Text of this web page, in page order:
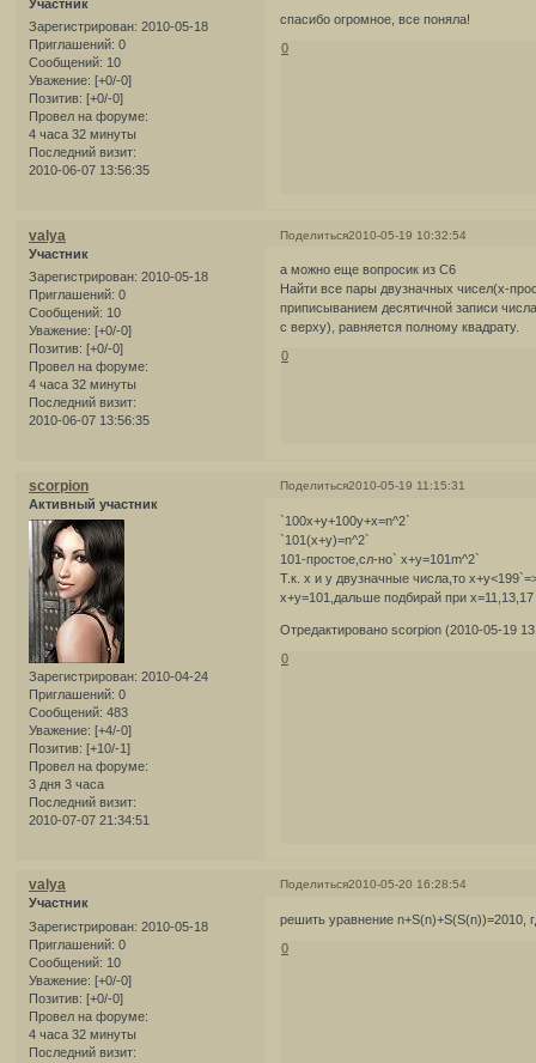
Участник
Зарегистрирован: 2010-05-18
Приглашений: 0
Сообщений: 10
Уважение: [+0/-0]
Позитив: [+0/-0]
Провел на форуме:
4 часа 32 минуты
Последний визит:
2010-06-07 13:56:35
спасибо огромное, все поняла!
0
Поделиться2010-05-19 10:32:54
valya
Участник
Зарегистрирован: 2010-05-18
Приглашений: 0
Сообщений: 10
Уважение: [+0/-0]
Позитив: [+0/-0]
Провел на форуме:
4 часа 32 минуты
Последний визит:
2010-06-07 13:56:35
а можно еще вопросик из С6
Найти все пары двузначных чисел(х-
приписыванием десятичной записи
с верху), равняется полному квадрату.
0
Поделиться2010-05-19 11:15:31
scorpion
Активный участник
Зарегистрирован: 2010-04-24
Приглашений: 0
Сообщений: 483
Уважение: [+4/-0]
Позитив: [+10/-1]
Провел на форуме:
3 дня 3 часа
Последний визит:
2010-07-07 21:34:51
`100x+y+100y+x=n^2`
`101(x+y)=n^2`
101-простое,сл-но` х+у=101m^2`
Т.к. х и у двузначные числа,то
x+y=101,дальше подбирай при х=11,13,17
Отредактировано scorpion (2010-05-19
0
Поделиться2010-05-20 16:28:54
valya
Участник
Зарегистрирован: 2010-05-18
Приглашений: 0
Сообщений: 10
Уважение: [+0/-0]
Позитив: [+0/-0]
Провел на форуме:
4 часа 32 минуты
Последний визит:
решить уравнение n+S(n)+S(S(n))=2010,
0